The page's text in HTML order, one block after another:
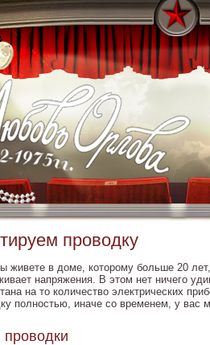
проводку
живете в доме, которому больше 20
напряжения. В этом нет ничего
на то количество электрических
полностью, иначе со временем, у вас